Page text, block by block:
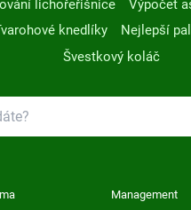
lichořeřišnice
Výpočet
knedlíky
Nejlepší
Švestkový koláč
Management